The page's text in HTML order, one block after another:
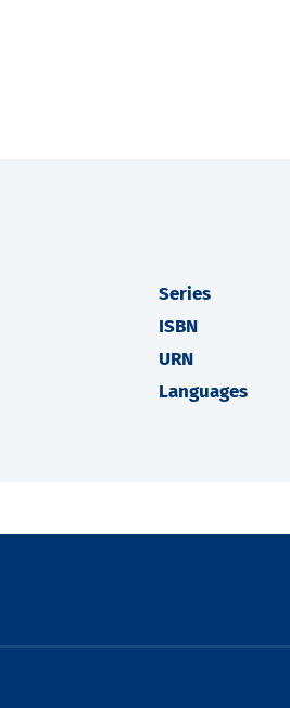
Series
ISBN
URN
Languages